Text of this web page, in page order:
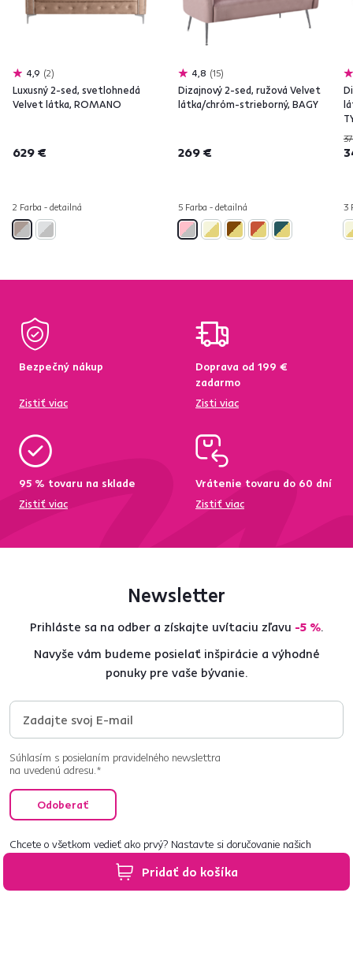
Pridať do košíka
4,9 2
Luxusný 2-sed, svetlohnedá
Velvet látka, ROMANO
629 €
2 Farba - detailná
4,8 15
Dizajnový 2-sed, ružová Velvet
látka/chróm-strieborný, BAGY
269 €
5 Farba - detailná 3
Bezpečný nákup
Zistiť viac
Doprava od 199 €
zadarmo
Zisti viac
95 % tovaru na sklade
Zistiť viac
Vrátenie tovaru do 60 dní
Zistiť viac
Newsletter
Prihláste sa na odber a získajte uvítaciu zľavu -5 %.
Navyše vám budeme posielať inšpirácie a výhodné
ponuky pre vaše bývanie.
Súhlasím s posielaním pravidelného newslettra
na uvedenú adresu.*
Odoberať
Chcete o všetkom vedieť ako prvý? Nastavte si doručovanie našich
e‑mailov tak, aby vám nič neušlo.